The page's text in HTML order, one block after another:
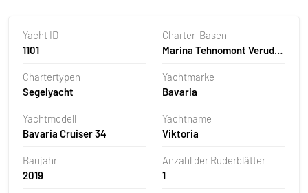
Yacht ID
1101
Charter-Basen
Marina Tehnomont Veruda,
Chartertypen
Segelyacht
Yachtmarke
Bavaria
Yachtmodell
Bavaria Cruiser 34
Yachtname
Viktoria
Baujahr
2019
Anzahl der Ruderblätter
1